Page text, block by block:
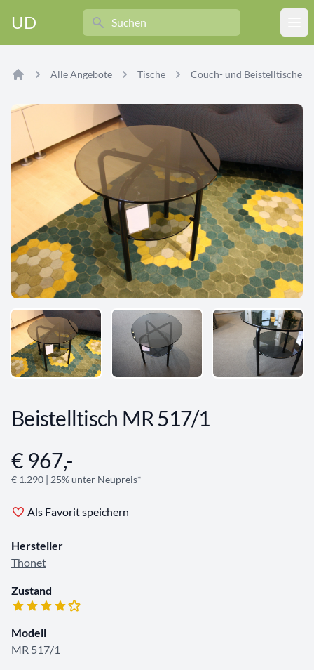
UD
Search
Alle Angebote Tische Couch- und Beistelltische
Beistelltisch MR 517/1
Angebotsinformationen
€ 967,-
€ 1.290 | 25% unter Neupreis*
Als Favorit speichern
Hersteller
Thonet
Zustand
Modell
MR 517/1